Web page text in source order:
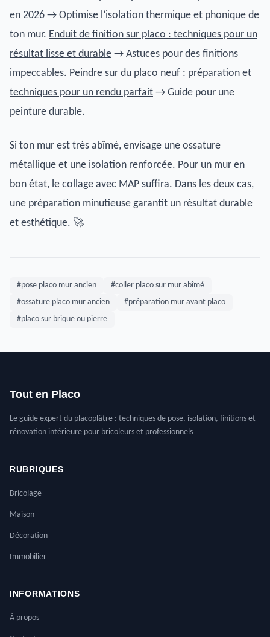
en 2026 → Optimise l’isolation thermique et phonique de
ton mur. Enduit de finition sur placo : techniques pour un
résultat lisse et durable → Astuces pour des finitions
impeccables. Peindre sur du placo neuf : préparation et
techniques pour un rendu parfait → Guide pour une
peinture durable.
Si ton mur est très abîmé, envisage une ossature
métallique et une isolation renforcée. Pour un mur en
bon état, le collage avec MAP suffira. Dans les deux cas,
une préparation minutieuse garantit un résultat durable
et esthétique. 🚀
#pose placo mur ancien
#coller placo sur mur abîmé
#ossature placo mur ancien
#préparation mur avant placo
#placo sur brique ou pierre
Tout en Placo
Le guide expert du placoplâtre : techniques de pose, isolation, finitions et
rénovation intérieure pour bricoleurs et professionnels
RUBRIQUES
Bricolage
Maison
Décoration
Immobilier
INFORMATIONS
À propos